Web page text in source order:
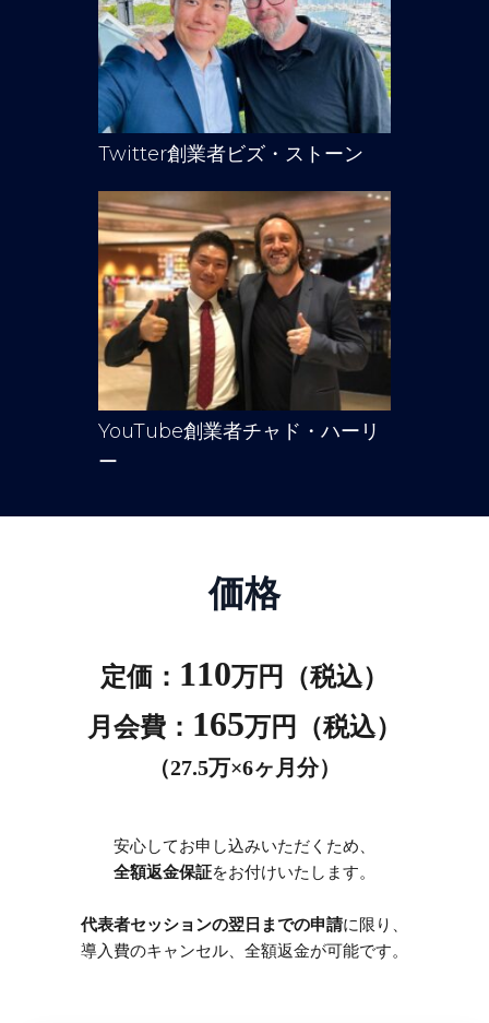
Twitter創業者ビズ・ストーン
YouTube創業者チャド・ハーリ
ー
価格
定価： 110万円（税込）
月会費： 165万円（税込）
（27.5万×6ヶ月分）
安心してお申し込みいただくため、
全額返金保証をお付けいたします。
代表者セッションの翌日までの申請に限り、
導入費のキャンセル、全額返金が可能です。